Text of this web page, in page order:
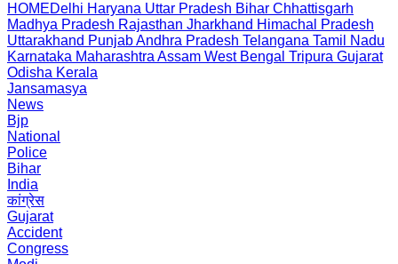
HOMEDelhi Haryana Uttar Pradesh Bihar Chhattisgarh
Madhya Pradesh Rajasthan Jharkhand Himachal Pradesh
Uttarakhand PunjabAndhra Pradesh Telangana Tamil Nadu
Karnataka Maharashtra Assam West Bengal Tripura Gujarat
Odisha Kerala
Jansamasya
News
Bjp
National
Police
Bihar
India
कांग्रेस
Gujarat
Accident
Congress